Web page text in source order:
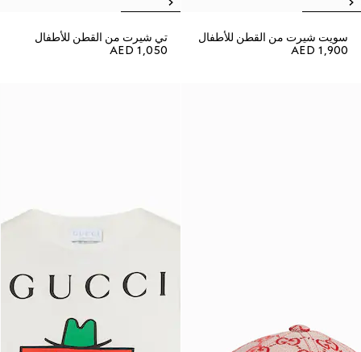
سويت شيرت من القطن للأطفال
AED 1,900
تي شيرت من القطن للأطفال
AED 1,050